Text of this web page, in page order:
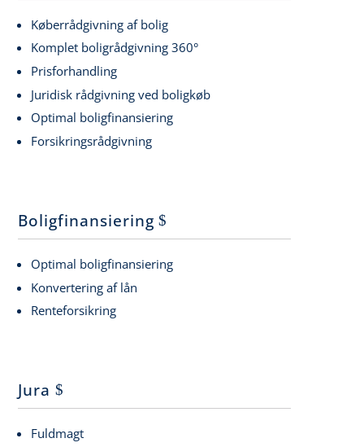
Køberrådgivning af bolig
Komplet boligrådgivning 360°
Prisforhandling
Juridisk rådgivning ved boligkøb
Optimal boligfinansiering
Forsikringsrådgivning
Boligfinansiering
Optimal boligfinansiering
Konvertering af lån
Renteforsikring
Jura
Fuldmagt